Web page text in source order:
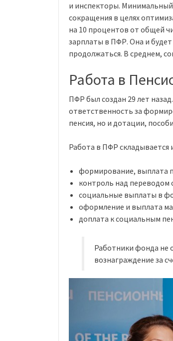
и инспекторы.
сокращения в целях
на 10 процентов от общей
зарплаты в ПФР. Она и
продолжаться. В среднем,
Работа в
ПФР был создан 29 лет
ответственность за
пенсия, но и дотации,
Работа в ПФР складывается
формирование, выплата
контроль над переводом
социальные выплаты в
оформление и выплата
доплата к социальным
Работники фонда не
вознаграждение за